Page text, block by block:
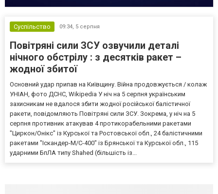
Суспільство 09:34, 5 серпня
Повітряні сили ЗСУ озвучили деталі
нічного обстрілу : з десятків ракет –
жодної збитої
Основний удар припав на Київщину. Війна продовжується / колаж
УНІАН, фото ДСНС, Wikipedia У ніч на 5 серпня українським
захисникам не вдалося збити жодної російської балістичної
ракети, повідомляють Повітряні сили ЗСУ. Зокрема, у ніч на 5
серпня противник атакував 4 протикорабельними ракетами
"Циркон/Онікс" із Курської та Ростовської обл., 24 балістичними
ракетами "Іскандер-М/С-400" із Брянської та Курської обл., 115
ударними БпЛА типу Shahed (більшість із...